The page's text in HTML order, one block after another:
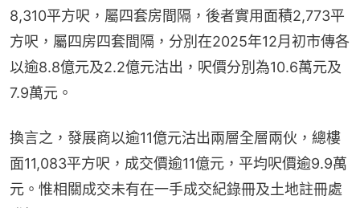
8,310平方呎，屬四套房間隔，後者實用面積2,773平
方呎，屬四房四套間隔，分別在2025年12月初市傳各
以逾8.8億元及2.2億元沽出，呎價分別為10.6萬元及
7.9萬元。
換言之，發展商以逾11億元沽出兩層全層兩伙，總樓
面11,083平方呎，成交價逾11億元，平均呎價逾9.9萬
元。惟相關成交未有在一手成交紀錄冊及土地註冊處